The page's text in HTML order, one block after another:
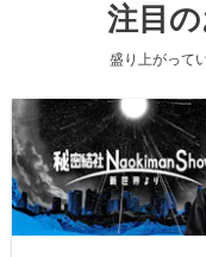
注目
盛り上がって